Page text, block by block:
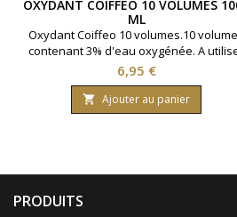
OXYDANT COIFFEO 10 VOLUMES
ML
Oxydant Coiffeo 10 volumes.10
contenant 3% d'eau oxygénée. A
avec la coloration cheveux Coiffeo pour
un parfait rendu.Bouteille contenant
ml.
Prix
6,95 €
 Ajouter au panier
PRODUITS